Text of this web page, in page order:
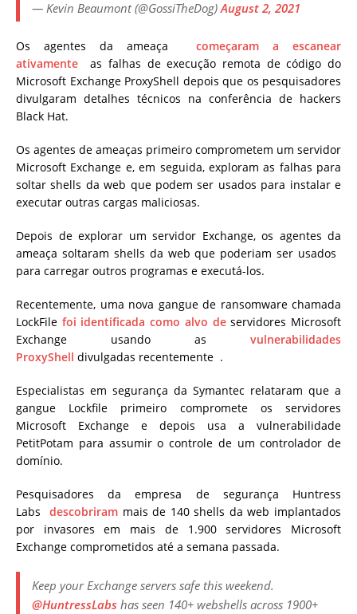
— Kevin Beaumont (@GossiTheDog)August 2, 2021
Os agentes da ameaça começaram a escanear
ativamente as falhas de execução remota de código do
Microsoft Exchange ProxyShell depois que os pesquisadores
divulgaram detalhes técnicos na conferência de hackers
Black Hat.
Os agentes de ameaças primeiro comprometem um servidor
Microsoft Exchange e, em seguida, exploram as falhas para
soltar shells da web que podem ser usados ​​para instalar e
executar outras cargas maliciosas.
Depois de explorar um servidor Exchange, os agentes da
ameaça soltaram shells da web que poderiam ser usados ​​
para carregar outros programas e executá-los.
Recentemente, uma nova gangue de ransomware chamada
LockFile foi identificada como alvo deservidores Microsoft
Exchange usando as vulnerabilidades
ProxyShell divulgadas recentemente .
Especialistas em segurança da Symantec relataram que a
gangue Lockfile primeiro compromete os servidores
Microsoft Exchange e depois usa a vulnerabilidade
PetitPotam para assumir o controle de um controlador de
domínio.
Pesquisadores da empresa de segurança Huntress
Labsdescobriram mais de 140 shells da web implantados
por invasores em mais de 1.900 servidores Microsoft
Exchange comprometidos até a semana passada.
Keep your Exchange servers safe this weekend.
@HuntressLabs has seen 140+ webshells across 1900+